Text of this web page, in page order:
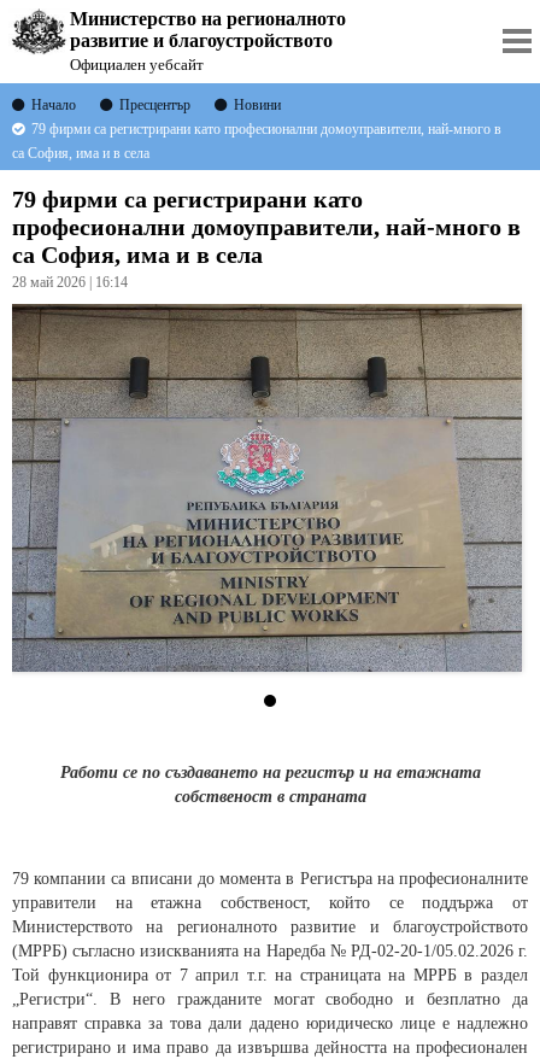
Министерство на регионалното
развитие и благоустройството
Официален уебсайт
Начало Пресцентър
Новини
79 фирми са регистрирани като професионални домоуправители, най-много в
са София, има и в села
79 фирми са регистрирани като
професионални домоуправители, най-много в
са София, има и в села
28 май 2026 | 16:14
Работи се по създаването на регистър и на етажната
собственост в страната
79 компании са вписани до момента в Регистъра на професионалните
управители на етажна собственост, който се поддържа от
Министерството на регионалното развитие и благоустройството
(МРРБ) съгласно изискванията на Наредба № РД-02-20-1/05.02.2026 г.
Той функционира от 7 април т.г. на страницата на МРРБ в раздел
„Регистри“. В него гражданите могат свободно и безплатно да
направят справка за това дали дадено юридическо лице е надлежно
регистрирано и има право да извършва дейността на професионален